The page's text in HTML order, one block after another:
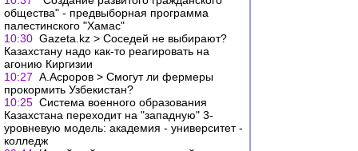
общества" - предвыборная программа
палестинского "Хамас"
10:30 Gazeta.kz > Соседей не выбирают?
Казахстану надо как-то реагировать на
агонию Киргизии
10:27 А.Асроров > Смогут ли фермеры
прокормить Узбекистан?
10:25 Система военного образования
Казахстана переходит на "западную" 3-
уровневую модель: академия - университет -
колледж